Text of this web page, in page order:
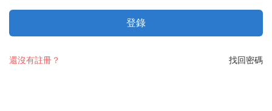
登錄
找回密碼
還沒有註冊？